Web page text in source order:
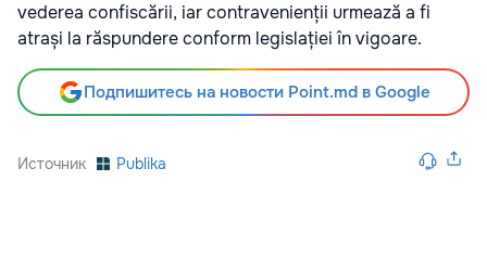
vederea confiscării, iar contravenienții urmează a fi
atrași la răspundere conform legislației în vigoare.
Подпишитесь на новости Point.md в Google
Источник Publika